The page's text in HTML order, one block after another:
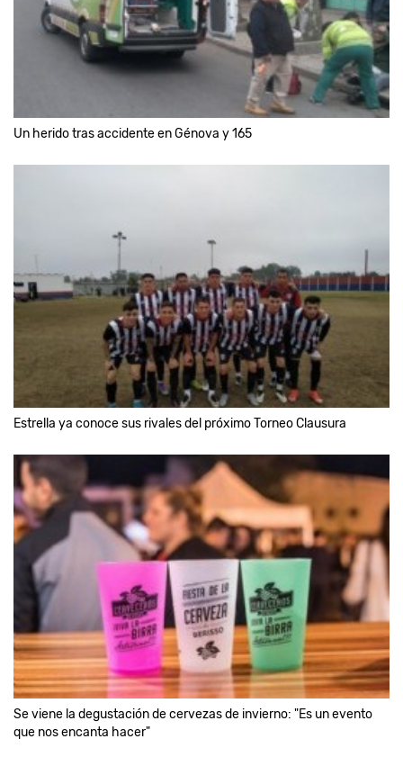
Un herido tras accidente en Génova y 165
Estrella ya conoce sus rivales del próximo Torneo Clausura
Se viene la degustación de cervezas de invierno: "Es un evento
que nos encanta hacer"